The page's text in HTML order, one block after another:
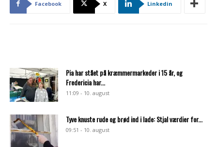
Facebook X Linkedin
Pia har stået på kræmmermarkeder i 15 år, og
Fredericia har...
11:09 - 10. august
Tyve knuste rude og brød ind i lade: Stjal værdier for...
09:51 - 10. august